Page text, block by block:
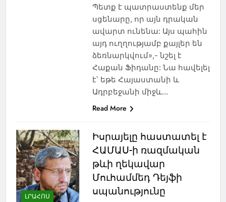
Պետք է պատրաստենք մեր
սցենարը, որ այն դրական
ավարտ ունենա: Այս պահին
այդ ուղղությամբ քայլեր են
ձեռնարկվում»,- նշել է
Հաքան Ֆիդանը: Նա հավելել
է՝ եթե Հայաստանի և
Ադրբեջանի միջև…
Read More
ԼՐԱՀՈՍ
Իսրայելը հաստատել է
ՀԱՄԱՍ-ի ռազմական
թևի ղեկավար
Մուհամմեդ Դեյֆի
սպանությունը